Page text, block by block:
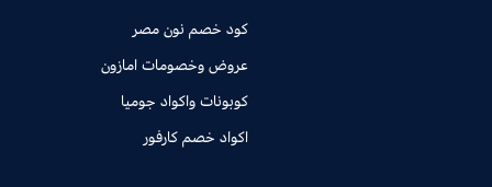
كود خصم نون مصر
عروض وخصومات امازون
كوبونات واكواد جوميا
اكواد خصم كارفور